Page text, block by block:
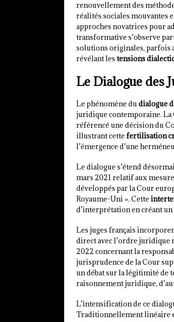
renouvellement des
réalités sociales mouvantes
approches novatrices pour
transformative s’observe
solutions originales, parfois
révélant les tensions
Le Dialogue des
Le phénomène dudialogue
juridique contemporaine. La
référencé une décision du
illustrant cette fertilisation
l’émergence d’une
Le dialogue s’étend
mars 2021 relatif aux
développés par la Cour
Royaume-Uni ». Cette
d’interprétation en créant
Les juges français
direct avec l’ordre juridique
2022 concernant la
jurisprudence de la Cour
un débat sur la légitimité de
raisonnement juridique,
L’intensification de ce
Traditionnellement linéaire